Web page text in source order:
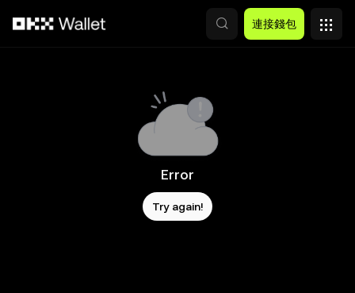
連接錢包
Error
Try again!